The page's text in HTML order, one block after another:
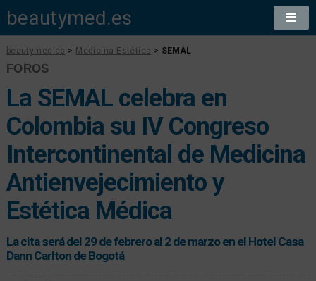
beautymed.es
beautymed.es > Medicina Estética > SEMAL
FOROS
La SEMAL celebra en
Colombia su IV Congreso
Intercontinental de Medicina
Antienvejecimiento y
Estética Médica
La cita será del 29 de febrero al 2 de marzo en el Hotel Casa
Dann Carlton de Bogotá